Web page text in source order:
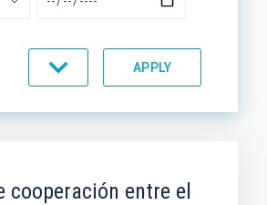
cooperación entre el